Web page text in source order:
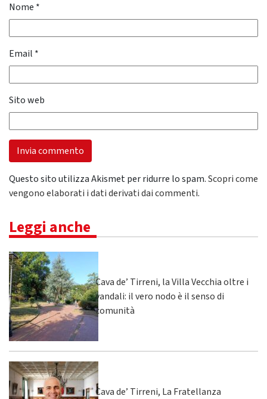
Nome *
Email *
Sito web
Questo sito utilizza Akismet per ridurre lo spam.Scopri come
vengono elaborati i dati derivati dai commenti.
Leggi anche
Cava de’ Tirreni, la Villa Vecchia oltre i
vandali: il vero nodo è il senso di
comunità
Cava de’ Tirreni, La Fratellanza